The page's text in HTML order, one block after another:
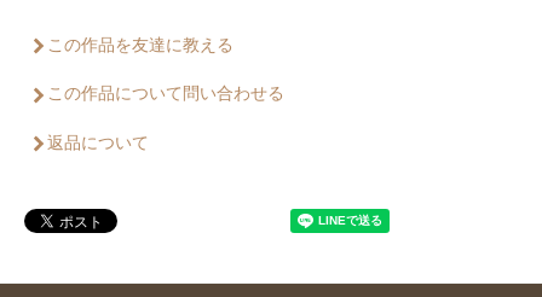
この作品を友達に教える
この作品について問い合わせる
返品について